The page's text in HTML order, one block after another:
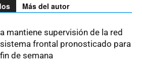
Más del autor
mantiene supervisión de la red
frontal pronosticado para
de semana